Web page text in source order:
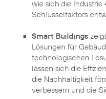
wie sich die Industrie
Schlüsselfaktors
Smart Buildings
Lösungen für
technologischen
lassen sich die
die Nachhaltigkeit
verbessern und die